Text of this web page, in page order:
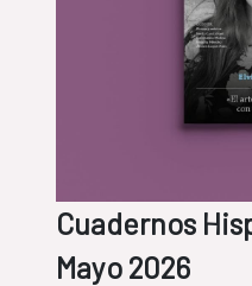
Cuadernos
Mayo 2026